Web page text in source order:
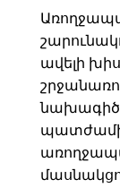
ավելի